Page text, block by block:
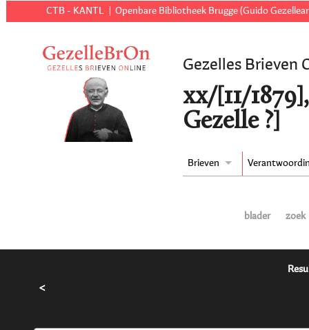
CTB - KANTL Openbare Bibliotheek Brugge (Guido
Gezelles Brieven
xx/[11/
Gezelle ?]
Brieven
blader zoek
<